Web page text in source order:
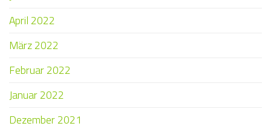
April 2022
März 2022
Februar 2022
Januar 2022
Dezember 2021